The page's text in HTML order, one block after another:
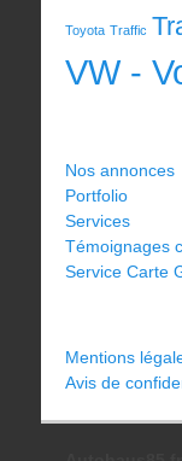
Toyota Traffic
VW -
Nos annonces
Portfolio
Services
Témoignages
Service Carte
Mentions
Avis de